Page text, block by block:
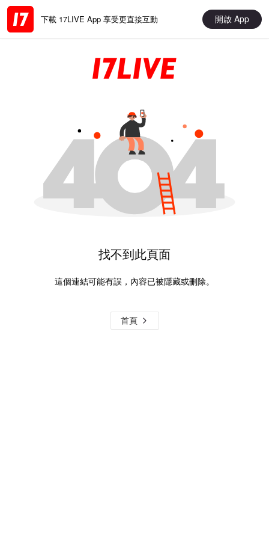
下載 17LIVE App 享受更直接互動 開啟 App
找不到此頁面
這個連結可能有誤，內容已被隱藏或刪除。
首頁